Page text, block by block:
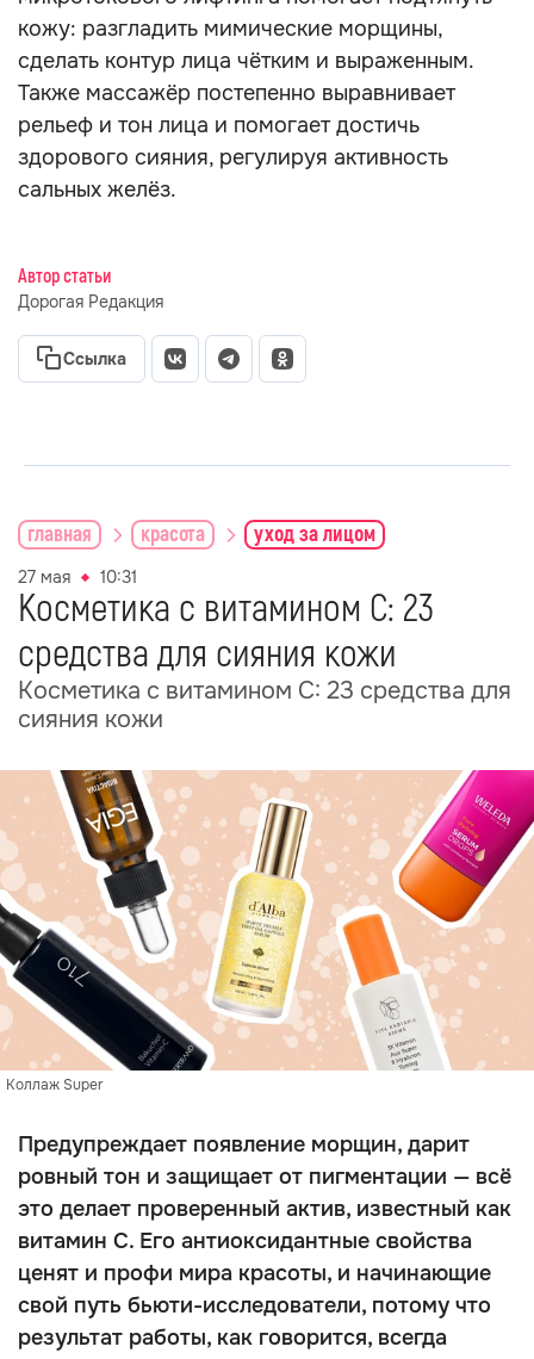
кожу: разгладить мимические морщины,
сделать контур лица чётким и выраженным.
Также массажёр постепенно выравнивает
рельеф и тон лица и помогает достичь
здорового сияния, регулируя активность
сальных желёз.
Автор статьи
Дорогая Редакция
Ссылка
главная красота уход за лицом
27 мая 10:31
Косметика с витамином С: 23
средства для сияния кожи
Косметика с витамином С: 23 средства для
сияния кожи
Коллаж Super
Предупреждает появление морщин, дарит
ровный тон и защищает от пигментации — всё
это делает проверенный актив, известный как
витамин С. Его антиоксидантные свойства
ценят и профи мира красоты, и начинающие
свой путь бьюти-исследователи, потому что
результат работы, как говорится, всегда